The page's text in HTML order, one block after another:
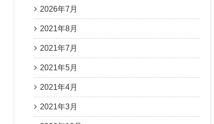
2026年7月
2021年8月
2021年7月
2021年5月
2021年4月
2021年3月